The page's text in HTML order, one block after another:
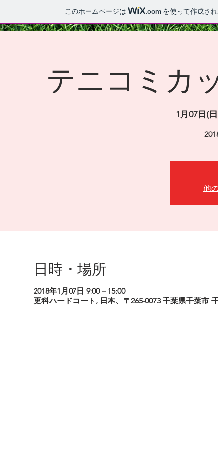
このホームページは .com を使って作成さ
テニコミカ
1月07日(
他
日時・場所
2018年1月07日 9:00 – 15:00
更科ハードコート, 日本、〒265-0073 千葉県千葉市